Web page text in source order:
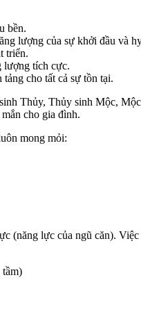
bền.
lượng của sự khởi đầu và
triển.
lượng tích cực.
cho tất cả sự tồn tại.
Thủy, Thủy sinh Mộc,
cho gia đình.
mong mỏi:
(năng lực của ngũ căn).